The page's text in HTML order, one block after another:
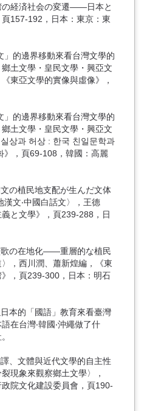
の経済社会の変遷――日本と
157-192，日本：東京：東
」的邊界移動來看台灣文學的
土文學・皇民文學・興亞文
東亞文學的實像與虛像》，
」的邊界移動來看台灣文學的
土文學・皇民文學・興亞文
상과 허상 : 한국 친일문학과
》，頁69-108，韓國：高麗
の植民地支配が生んだ文体
文‧中國白話文〉，王德
と文學》，頁239-288，日
歌の在地化——重層的な植民
，西川潤、蕭新煌編，《東
，頁239-300，日本：明石
本的「國語」教育來看臺灣
在台灣‧韓國‧沖繩做了什
、文體與近代文學的自主性
現象來觀察鄉土文學〉，
政院文化建設委員會，頁190-